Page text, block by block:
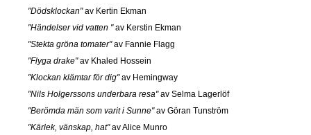
"Dödsklockan"av Kertin Ekman
"Händelser vid vatten "av Kerstin Ekman
"Stekta gröna tomater"av Fannie Flagg
"Flyga drake"av Khaled Hossein
"Klockan klämtar för dig"av Hemingway
"Nils Holgerssons underbara resa"av Selma Lagerlöf
"Berömda män som varit i Sunne"av Göran Tunström
"Kärlek, vänskap, hat"av Alice Munro